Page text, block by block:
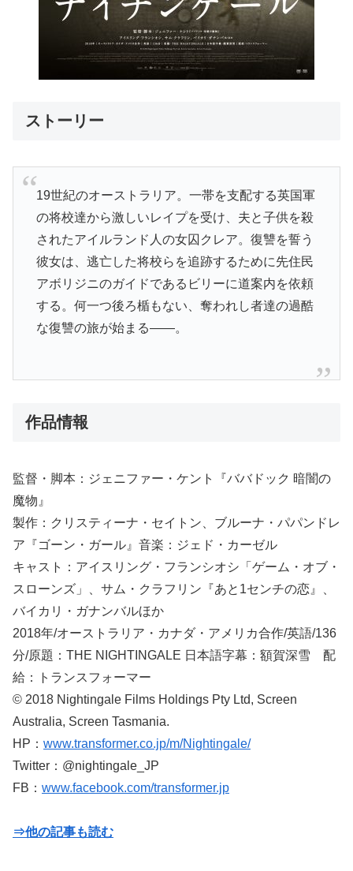
ストーリー
19世紀のオーストラリア。一帯を支配する英国軍
の将校達から激しいレイプを受け、夫と子供を殺
されたアイルランド人の女囚クレア。復讐を誓う
彼女は、逃亡した将校らを追跡するために先住民
アボリジニのガイドであるビリーに道案内を依頼
する。何一つ後ろ楯もない、奪われし者達の過酷
な復讐の旅が始まる――。
作品情報
監督・脚本：ジェニファー・ケント『ババドック 暗闇の
魔物』
製作：クリスティーナ・セイトン、ブルーナ・パパンドレ
ア『ゴーン・ガール』音楽：ジェド・カーゼル
キャスト：アイスリング・フランシオシ「ゲーム・オブ・
スローンズ」、サム・クラフリン『あと1センチの恋』、
バイカリ・ガナンバルほか
2018年/オーストラリア・カナダ・アメリカ合作/英語/136
分/原題：THE NIGHTINGALE 日本語字幕：額賀深雪 配
給：トランスフォーマー
© 2018 Nightingale Films Holdings Pty Ltd, Screen
Australia, Screen Tasmania.
HP： www.transformer.co.jp/m/Nightingale/
Twitter：@nightingale_JP
FB： www.facebook.com/transformer.jp
⇒他の記事も読む